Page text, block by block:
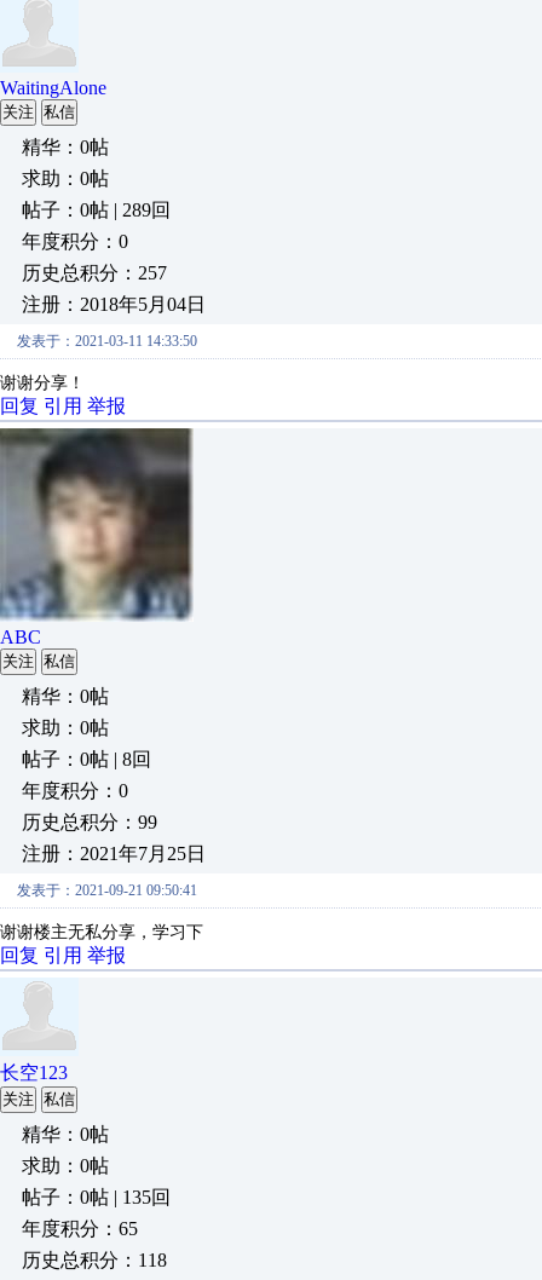
WaitingAlone
关注 私信
精华：0帖
求助：0帖
帖子：0帖 | 289回
年度积分：0
历史总积分：257
注册：2018年5月04日
发表于：2021-03-11 14:33:50
谢谢分享！
回复 引用 举报
ABC
关注 私信
精华：0帖
求助：0帖
帖子：0帖 | 8回
年度积分：0
历史总积分：99
注册：2021年7月25日
发表于：2021-09-21 09:50:41
谢谢楼主无私分享，学习下
回复 引用 举报
长空123
关注 私信
精华：0帖
求助：0帖
帖子：0帖 | 135回
年度积分：65
历史总积分：118